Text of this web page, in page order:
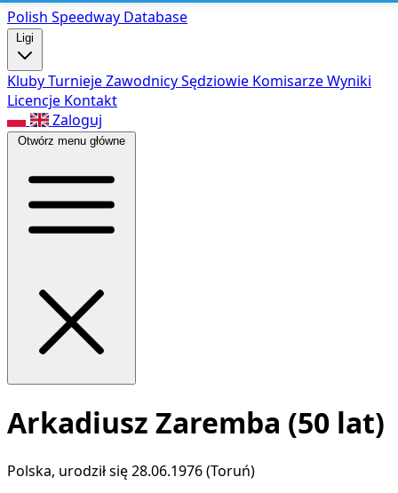
Polish Speedway Database
Ligi
KlubyTurniejeZawodnicySędziowie KomisarzeWyniki
Licencje Kontakt
Zaloguj
Otwórz menu główne
Arkadiusz Zaremba (50 lat)
Polska, urodził się 28.06.1976 (Toruń)